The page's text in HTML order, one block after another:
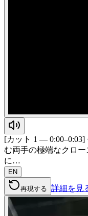
[カット 1 —
む両手の極端なクロ
に…
EN
再現する 詳細を見